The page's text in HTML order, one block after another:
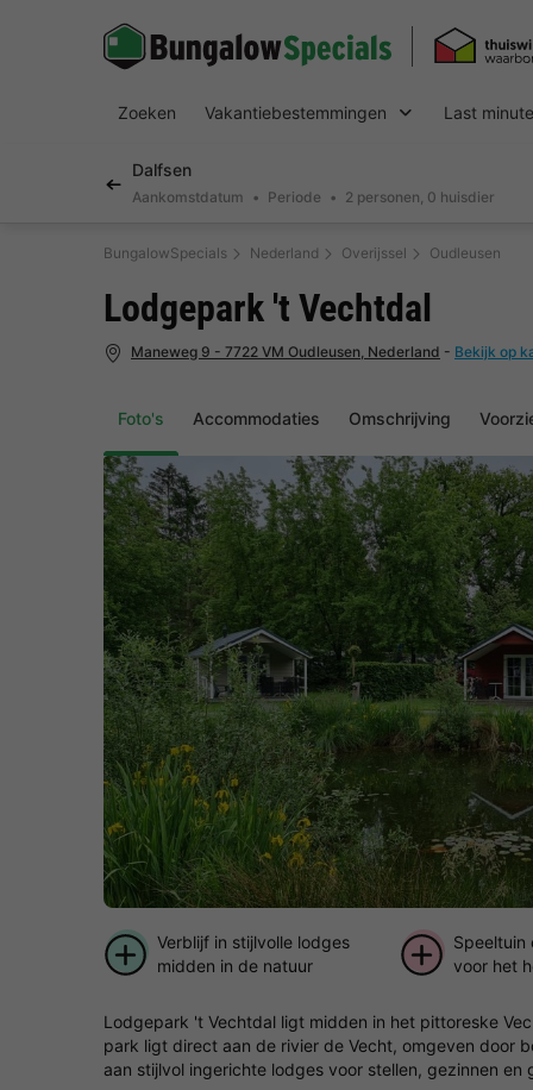
Zoeken Vakantiebestemmingen Last
Dalfsen
Aankomstdatum Periode 2 personen, 0 huisdier
BungalowSpecials Nederland Overijssel Oudleusen
Foto's Accommodaties Omschrijving
Lodgepark 't Vechtdal
Maneweg 9 - 7722 VM Oudleusen, Nederland - Bekijk op
Verblijf in stijlvolle lodges
midden in de natuur
Speeltuin
voor het
Lodgepark 't Vechtdal ligt midden in het pittoreske
park ligt direct aan de rivier de Vecht, omgeven door
aan stijlvol ingerichte lodges voor stellen, gezinnen